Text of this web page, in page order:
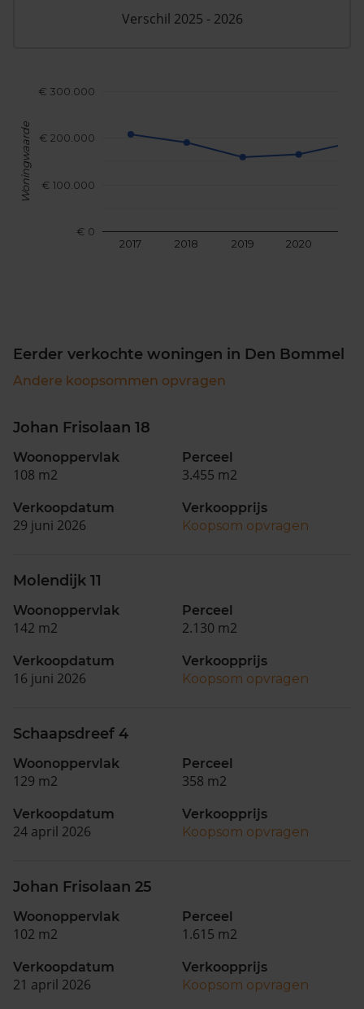
2017 2018 2019 2020
€ 0
€ 100.000
€ 200.000
€ 300.000
Woningwaarde
Verschil 2025 - 2026
Eerder verkochte woningen in Den Bommel
Andere koopsommen opvragen
Johan Frisolaan 18
Woonoppervlak
108 m2
Perceel
3.455 m2
Verkoopdatum
29 juni 2026
Verkoopprijs
Koopsom opvragen
Molendijk 11
Woonoppervlak
142 m2
Perceel
2.130 m2
Verkoopdatum
16 juni 2026
Verkoopprijs
Koopsom opvragen
Schaapsdreef 4
Woonoppervlak
129 m2
Perceel
358 m2
Verkoopdatum
24 april 2026
Verkoopprijs
Koopsom opvragen
Johan Frisolaan 25
Woonoppervlak
102 m2
Perceel
1.615 m2
Verkoopdatum
21 april 2026
Verkoopprijs
Koopsom opvragen